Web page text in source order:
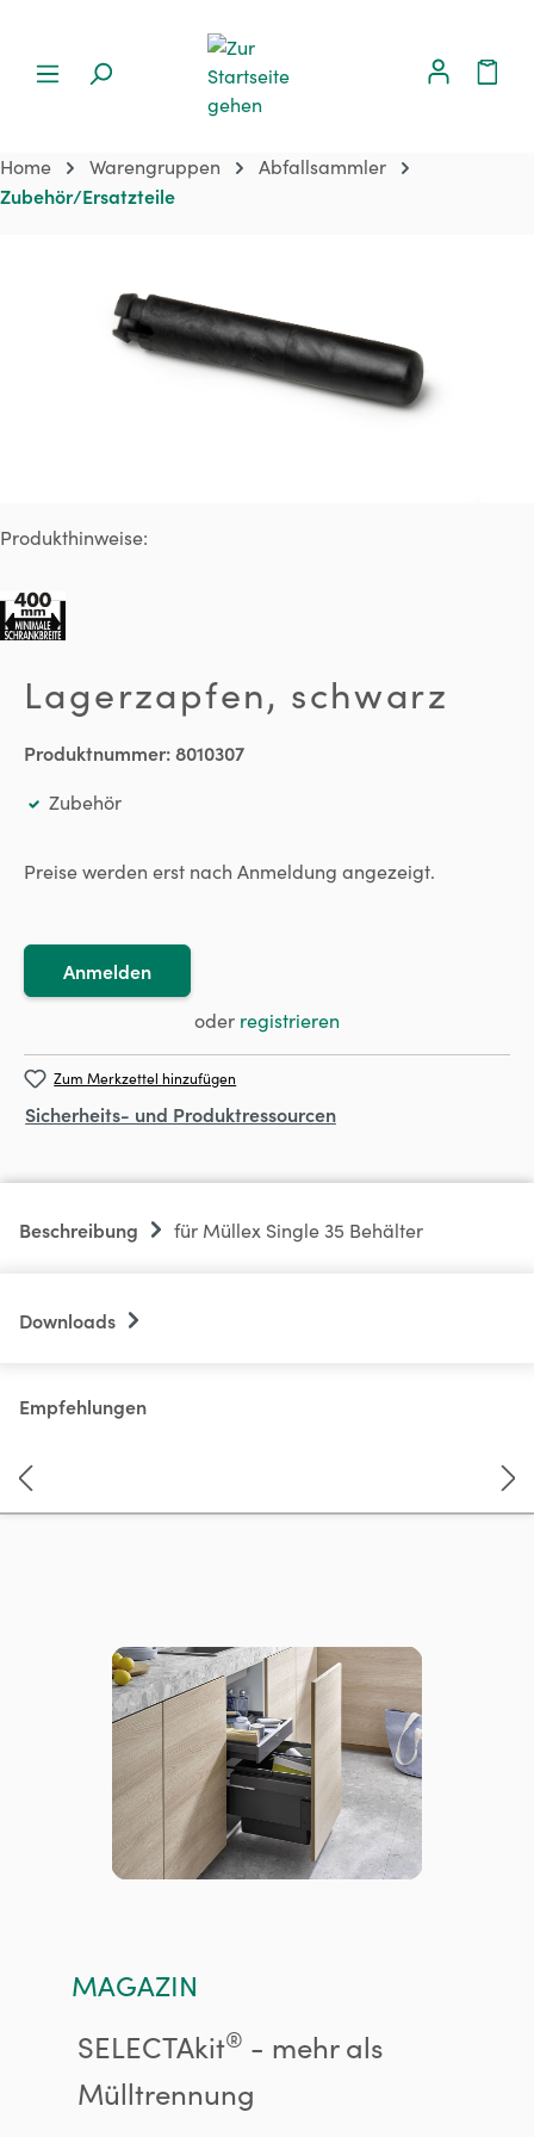
Home Warengruppen Abfallsammler
Zubehör/Ersatzteile
Produkthinweise:
Lagerzapfen, schwarz
Produktnummer:8010307
Zubehör
Preise werden erst nach Anmeldung angezeigt.
Anmelden
oder registrieren
Zum Merkzettel hinzufügen
Sicherheits- und Produktressourcen
Beschreibung für Müllex Single 35 Behälter
Downloads
Empfehlungen
Produktgalerie überspringen
MAGAZIN
SELECTAkit® - mehr als
Mülltrennung